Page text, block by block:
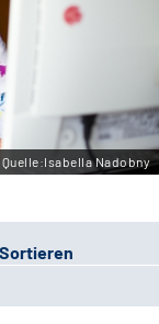
Quelle:Isabella Nadobny
Sortieren